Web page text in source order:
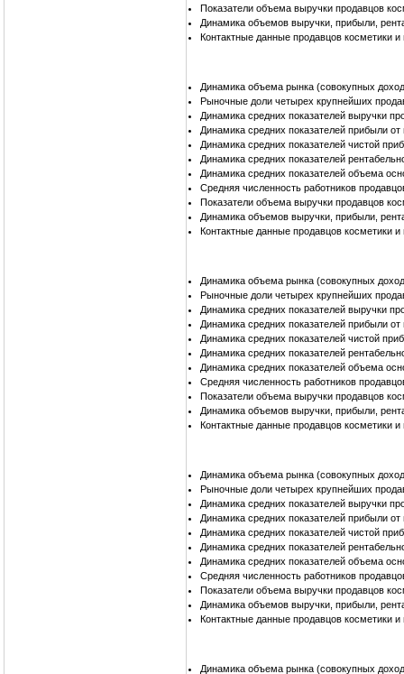
Показатели объема выручки продавцов
Динамика объемов выручки, прибыли,
Контактные данные продавцов косметики
Динамика объема рынка (совокупных
Рыночные доли четырех крупнейших
Динамика средних показателей выручки
Динамика средних показателей прибыли
Динамика средних показателей чистой
Динамика средних показателей
Динамика средних показателей объема
Средняя численность работников
Показатели объема выручки продавцов
Динамика объемов выручки, прибыли,
Контактные данные продавцов косметики
Динамика объема рынка (совокупных
Рыночные доли четырех крупнейших
Динамика средних показателей выручки
Динамика средних показателей прибыли
Динамика средних показателей чистой
Динамика средних показателей
Динамика средних показателей объема
Средняя численность работников
Показатели объема выручки продавцов
Динамика объемов выручки, прибыли,
Контактные данные продавцов косметики
Динамика объема рынка (совокупных
Рыночные доли четырех крупнейших
Динамика средних показателей выручки
Динамика средних показателей прибыли
Динамика средних показателей чистой
Динамика средних показателей
Динамика средних показателей объема
Средняя численность работников
Показатели объема выручки продавцов
Динамика объемов выручки, прибыли,
Контактные данные продавцов косметики
Динамика объема рынка (совокупных